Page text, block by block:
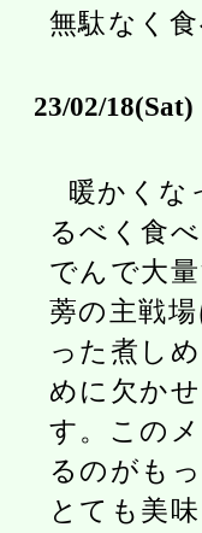
無駄なく
23/02/18(Sat)
暖かくな
るべく食
でんで大
蒡の主戦
った煮し
めに欠か
す。この
るのがも
とても美